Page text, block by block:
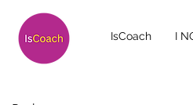
IsCoach I